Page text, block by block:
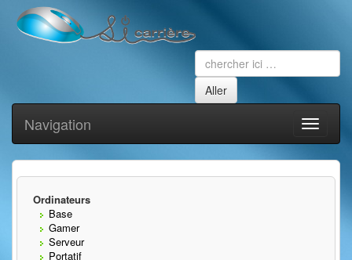
Toggle
Navigation
Ordinateurs
Base
Gamer
Serveur
Portatif